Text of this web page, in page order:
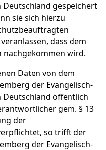
Deutschland gespeichert
sie sich hierzu
dass dem
nachgekommen wird.
Daten von dem
der Evangelisch-
Deutschland öffentlich
gem. § 13
der
so trifft der
der Evangelisch-